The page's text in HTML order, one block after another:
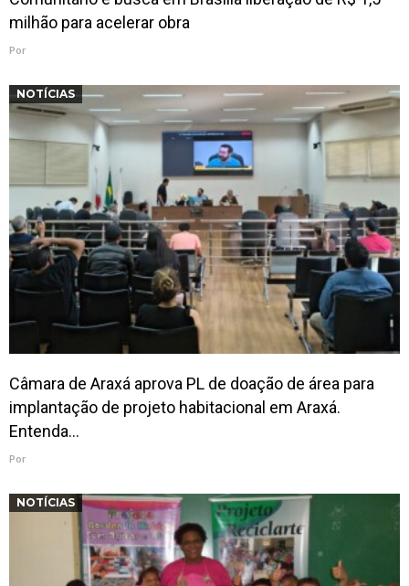
milhão para acelerar obra
Por
NOTÍCIAS
Câmara de Araxá aprova PL de doação de área para
implantação de projeto habitacional em Araxá.
Entenda…
Por
NOTÍCIAS